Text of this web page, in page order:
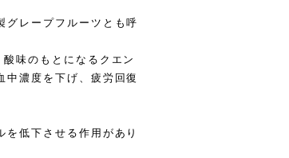
グレープフルーツとも呼
味のもとになるクエン
中濃度を下げ、疲労回復
低下させる作用があり